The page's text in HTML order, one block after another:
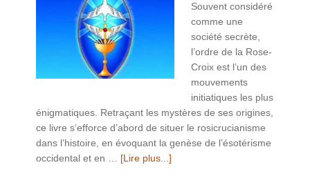
Souvent considéré
comme une
société secrète,
l’ordre de la Rose-
Croix est l’un des
mouvements
initiatiques les plus
énigmatiques. Retraçant les mystères de ses origines,
ce livre s’efforce d’abord de situer le rosicrucianisme
dans l’histoire, en évoquant la genèse de l’ésotérisme
occidental et en … [Lire plus...]